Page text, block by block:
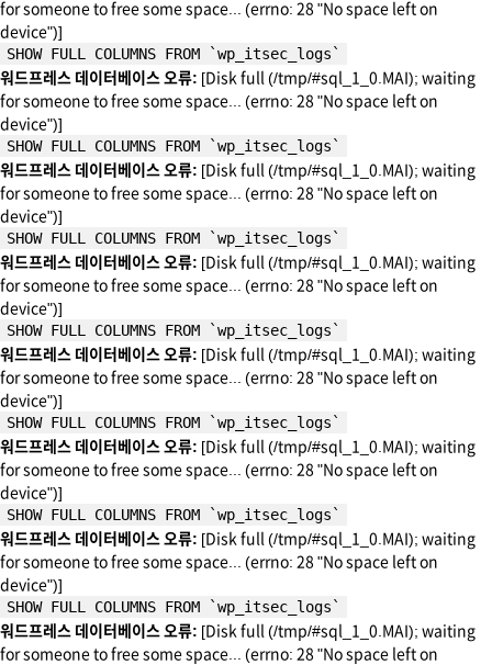
for someone to free some space... (errno: 28 "No space left on
device")]
SHOW FULL COLUMNS FROM `wp_itsec_logs`
워드프레스 데이터베이스 오류: [Disk full (/tmp/#sql_1_0.MAI); waiting
for someone to free some space... (errno: 28 "No space left on
device")]
SHOW FULL COLUMNS FROM `wp_itsec_logs`
워드프레스 데이터베이스 오류: [Disk full (/tmp/#sql_1_0.MAI); waiting
for someone to free some space... (errno: 28 "No space left on
device")]
SHOW FULL COLUMNS FROM `wp_itsec_logs`
워드프레스 데이터베이스 오류: [Disk full (/tmp/#sql_1_0.MAI); waiting
for someone to free some space... (errno: 28 "No space left on
device")]
SHOW FULL COLUMNS FROM `wp_itsec_logs`
워드프레스 데이터베이스 오류: [Disk full (/tmp/#sql_1_0.MAI); waiting
for someone to free some space... (errno: 28 "No space left on
device")]
SHOW FULL COLUMNS FROM `wp_itsec_logs`
워드프레스 데이터베이스 오류: [Disk full (/tmp/#sql_1_0.MAI); waiting
for someone to free some space... (errno: 28 "No space left on
device")]
SHOW FULL COLUMNS FROM `wp_itsec_logs`
워드프레스 데이터베이스 오류: [Disk full (/tmp/#sql_1_0.MAI); waiting
for someone to free some space... (errno: 28 "No space left on
device")]
SHOW FULL COLUMNS FROM `wp_itsec_logs`
워드프레스 데이터베이스 오류: [Disk full (/tmp/#sql_1_0.MAI); waiting
for someone to free some space... (errno: 28 "No space left on